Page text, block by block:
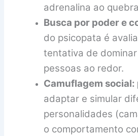
adrenalina ao
Busca por poder e
do psicopata é
tentativa de
pessoas ao redor.
Camuflagem social:
adaptar e simular
personalidades
o comportamento